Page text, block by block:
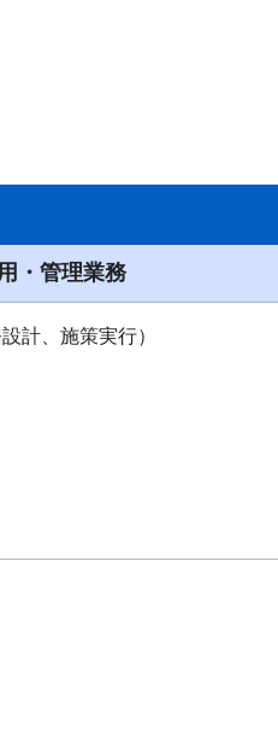
・管理業務
計、施策実行）